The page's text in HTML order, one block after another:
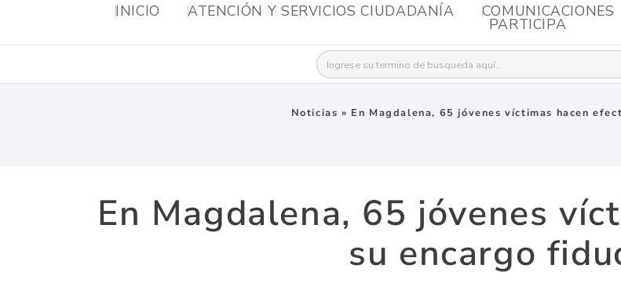
INICIO ATENCIÓN Y SERVICIOS CIUDADANÍA COMUNICACIONES
PARTICIPA
Buscar:
Noticias » En Magdalena, 65 jóvenes víctimas hacen
En Magdalena, 65 jóvenes
su encargo